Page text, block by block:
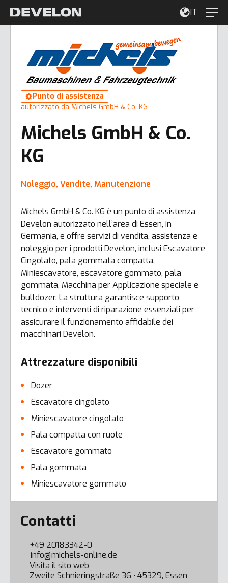
IT
Punto di assistenza
autorizzato da Michels GmbH & Co. KG
Michels GmbH & Co.
KG
Noleggio, Vendite, Manutenzione
Michels GmbH & Co. KG è un punto di assistenza
Develon autorizzato nell’area di Essen, in
Germania, e offre servizi di vendita, assistenza e
noleggio per i prodotti Develon, inclusi Escavatore
Cingolato, pala gommata compatta,
Miniescavatore, escavatore gommato, pala
gommata, Macchina per Applicazione speciale e
bulldozer. La struttura garantisce supporto
tecnico e interventi di riparazione essenziali per
assicurare il funzionamento affidabile dei
macchinari Develon.
Attrezzature disponibili
Dozer
Escavatore cingolato
Miniescavatore cingolato
Pala compatta con ruote
Escavatore gommato
Pala gommata
Miniescavatore gommato
Error here
Contatti
+49 20183342-0
info@michels-online.de
Visita il sito web
Zweite Schnieringstraße 36 ∙ 45329, Essen